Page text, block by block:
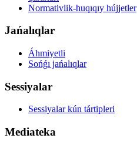
Normativlik-huqıqıy hújjetler
Jańalıqlar
Áhmiyetli
Sońǵı jańalıqlar
Sessiyalar
Sessiyalar kún tártipleri
Mediateka